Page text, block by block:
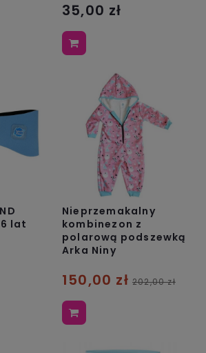
35,00 zł
6 lat
Nieprzemakalny
kombinezon z
polarową podszewką
Arka Niny
150,00 zł 202,00 zł